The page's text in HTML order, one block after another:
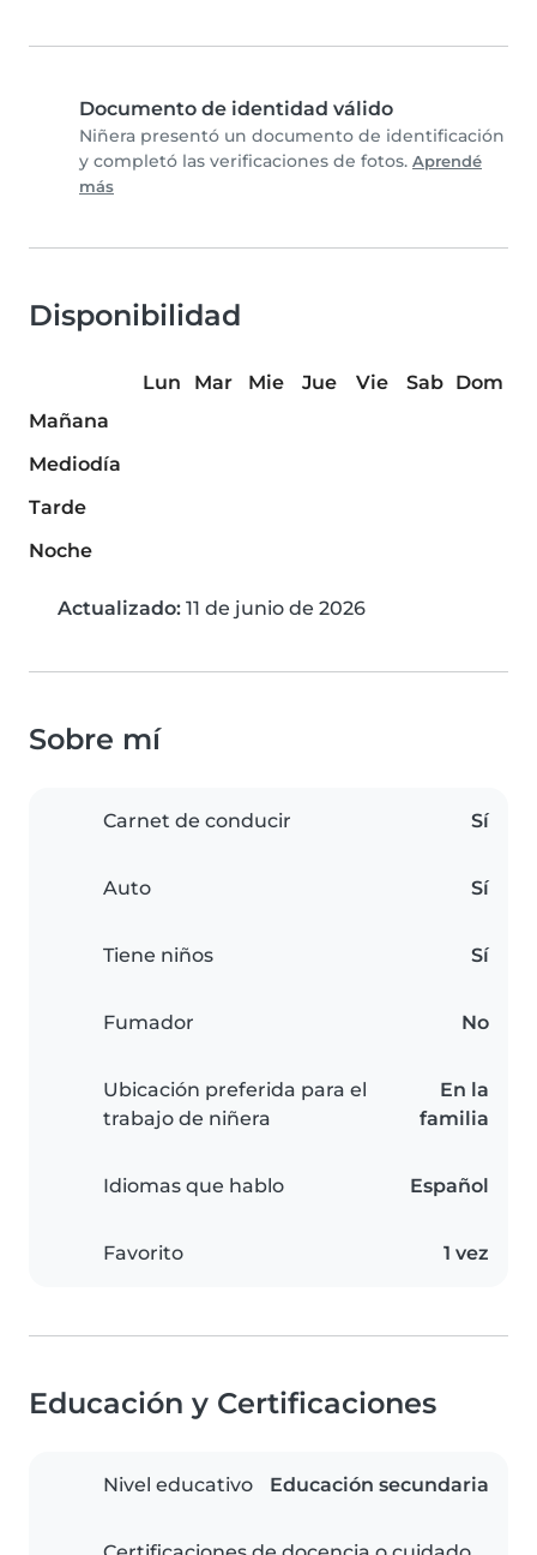
Documento de identidad válido
Niñera presentó un documento de identificación
y completó las verificaciones de fotos. Aprendé
más
Disponibilidad
Lun Mar Mie Jue Vie Sab
Dom
Mañana
Mediodía
Tarde
Noche
Actualizado: 11 de junio de 2026
Sobre mí
Carnet de conducir Sí
Auto Sí
Tiene niños Sí
Fumador No
Ubicación preferida para el
trabajo de niñera
En la
familia
Idiomas que hablo Español
Favorito 1 vez
Educación y Certificaciones
Nivel educativo Educación secundaria